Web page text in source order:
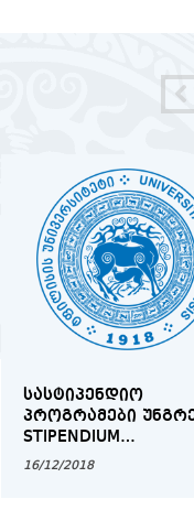
ᲡᲐᲡᲢᲘᲞᲔᲜᲓᲘᲝ
ᲞᲠᲝᲒᲠᲐᲛᲔᲑᲘ
STIPENDIUM
HUNGARICUM
16/12/2018